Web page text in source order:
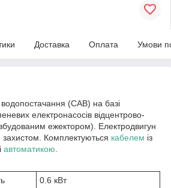
Доставка Оплата Умови
водопостачання (САВ) на базі
електронасосів відцентрово-
ежектором). Електродвигун
Комплектуються кабелем із
і автоматикою
0.6 кВт